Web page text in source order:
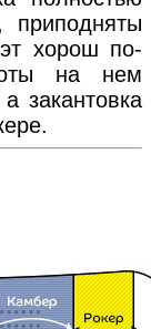
приподняты
хорош по-
на нем
закантовка